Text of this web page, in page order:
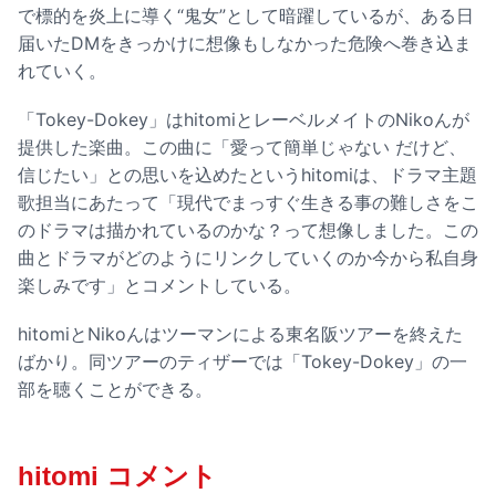
で標的を炎上に導く“鬼女”として暗躍しているが、ある日
届いたDMをきっかけに想像もしなかった危険へ巻き込ま
れていく。
「Tokey-Dokey」はhitomiとレーベルメイトのNikoんが
提供した楽曲。この曲に「愛って簡単じゃない だけど、
信じたい」との思いを込めたというhitomiは、ドラマ主題
歌担当にあたって「現代でまっすぐ生きる事の難しさをこ
のドラマは描かれているのかな？って想像しました。この
曲とドラマがどのようにリンクしていくのか今から私自身
楽しみです」とコメントしている。
hitomiとNikoんはツーマンによる東名阪ツアーを終えた
ばかり。同ツアーのティザーでは「Tokey-Dokey」の一
部を聴くことができる。
hitomi コメント